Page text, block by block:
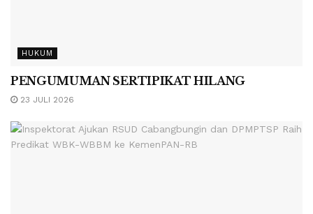
HUKUM
PENGUMUMAN SERTIPIKAT HILANG
23 JULI 2026